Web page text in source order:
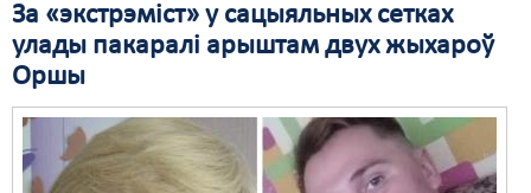
За «экстрэміст» у сацыяльных сетках
улады пакаралі арыштам двух жыхароў
Оршы